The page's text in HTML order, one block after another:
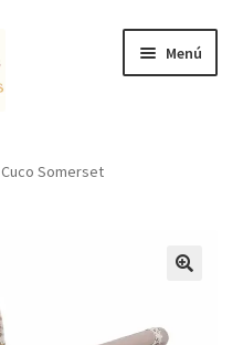
Menú
Cuco Somerset